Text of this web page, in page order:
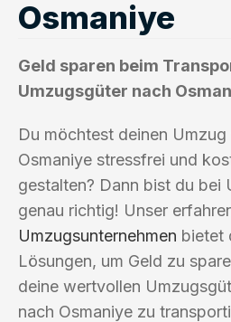
Osmaniye
Geld sparen beim
Umzugsgüter nach
Du möchtest deinen
Osmaniye stressfrei und
gestalten? Dann bist du bei
genau richtig! Unser
Umzugsunternehmen bietet
Lösungen, um Geld zu
deine wertvollen
nach Osmaniye zu